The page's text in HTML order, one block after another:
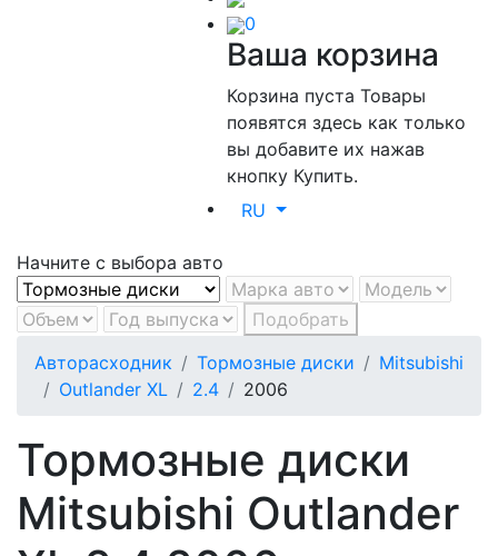
0
Ваша корзина
Корзина пустаТовары
появятся здесь как только
вы добавите их нажав
кнопку Купить.
RU
Начните с выбора авто
Подобрать
Авторасходник
Тормозные диски
Mitsubishi
Outlander XL
2.4 2006
Тормозные диски
Mitsubishi Outlander